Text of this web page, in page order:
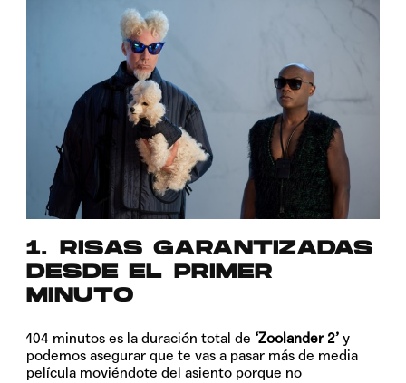
1. RISAS GARANTIZADAS
DESDE EL PRIMER
MINUTO
104 minutos es la duración total de ‘Zoolander 2’ y
podemos asegurar que te vas a pasar más de media
película moviéndote del asiento porque no